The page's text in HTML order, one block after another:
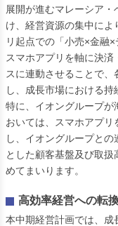
展開が進むマレーシア
け、経営資源の集中に
リ起点での「小売×金融
スマホアプリを軸に決
スに連動させることで
し、成長市場における持
特に、イオングループが
おいては、スマホアプ
し、イオングループと
とした顧客基盤及び取
めてまいります。
高効率経営への転
本中期経営計画では、成